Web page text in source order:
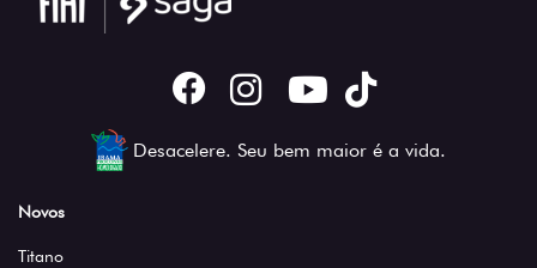
Desacelere. Seu bem maior é a vida.
Novos
Titano